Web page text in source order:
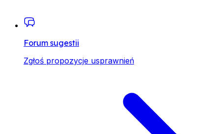
Forum sugestii
Zgłoś propozycje usprawnień